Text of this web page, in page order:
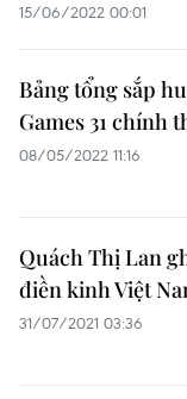
15/06/2022 00:01
Bảng tổng sắp
Games 31 chính
08/05/2022 11:16
Quách Thị Lan
điền kinh Việt
31/07/2021 03:36